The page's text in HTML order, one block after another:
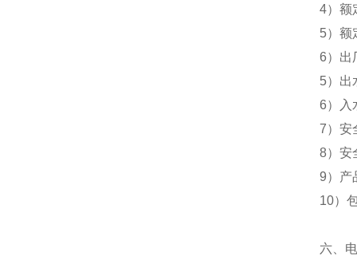
4）额
5）额
6）出
5）出
6）入
7）安
8）安
9）产
10）
六、